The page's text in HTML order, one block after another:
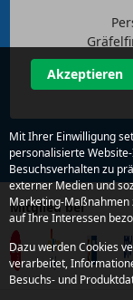
Mitglied bei
Akzeptieren
Mit Ihrer Einwilligung
personalisierte
Besuchsverhalten zu
externer Medien und
Marketing-
auf Ihre Interessen
Dazu werden Cookies
verarbeitet,
Besuchs- und